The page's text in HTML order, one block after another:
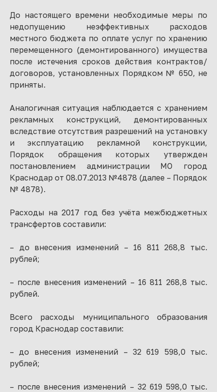
До настоящего времени необходимые меры по
недопущению неэффективных расходов
местного бюджета по оплате услуг по хранению
перемещенного (демонтированного) имущества
после истечения сроков действия контрактов/
договоров, установленных Порядком № 650, не
приняты.
Аналогичная ситуация наблюдается с хранением
рекламных конструкций, демонтированных
вследствие отсутствия разрешений на установку
и эксплуатацию рекламной конструкции,
Порядок обращения которых утвержден
постановлением администрации МО город
Краснодар от 08.07.2013 №4878 (далее – Порядок
№ 4878).
Расходы на 2017 год без учёта межбюджетных
трансфертов составили:
– до внесения изменений – 16 811 268,8 тыс.
рублей;
– после внесения изменений – 16 811 268,8 тыс.
рублей.
Всего расходы муниципального образования
город Краснодар составили:
– до внесения изменений – 32 619 598,0 тыс.
рублей;
– после внесения изменений – 32 619 598,0 тыс.